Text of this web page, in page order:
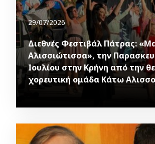
29/07/2026
Διεθνές Φεστιβάλ Πάτρας:
Αλισσιώτισσα», την
Ιουλίου στην Κρήνη από την
χορευτική ομάδα Κάτω